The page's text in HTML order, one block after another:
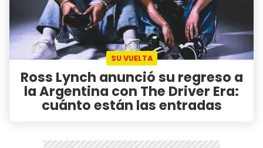
SU VUELTA
Ross Lynch anunció su regreso a
la Argentina con The Driver Era:
cuánto están las entradas